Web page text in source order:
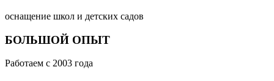
оснащение школ и детских садов
БОЛЬШОЙ ОПЫТ
Работаем с 2003 года